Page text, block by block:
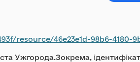
98b6-4180-9bb0-
Ужгорода.Зокрема,